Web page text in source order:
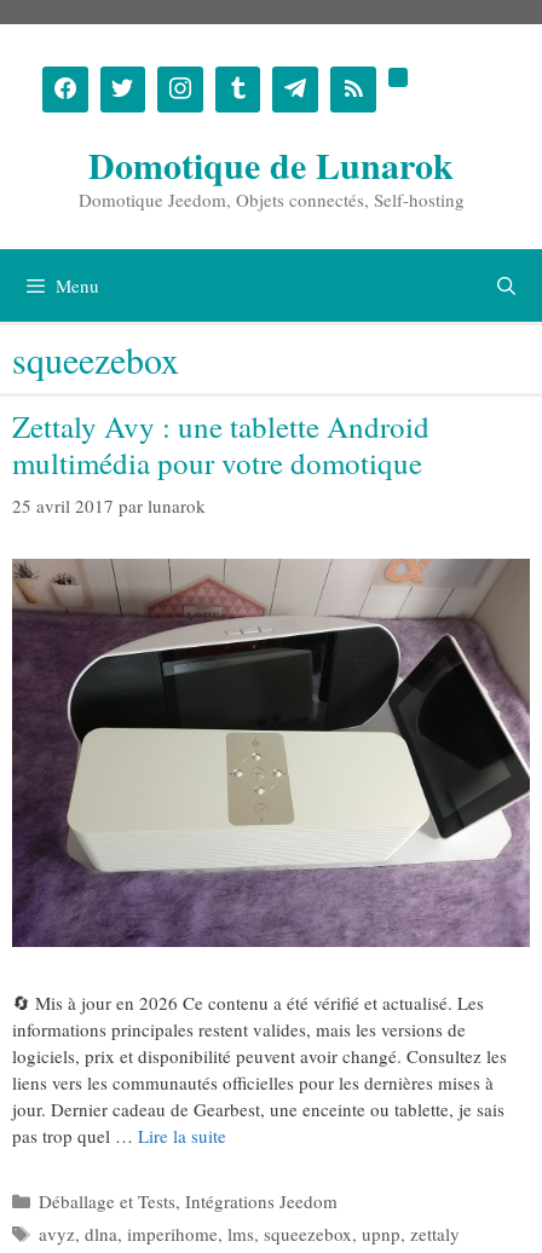
contenu
Domotique de Lunarok
Domotique Jeedom, Objets connectés, Self-hosting
Menu
squeezebox
Zettaly Avy : une tablette Android
multimédia pour votre domotique
25 avril 2017 par lunarok
🔄 Mis à jour en 2026 Ce contenu a été vérifié et actualisé. Les
informations principales restent valides, mais les versions de
logiciels, prix et disponibilité peuvent avoir changé. Consultez les
liens vers les communautés officielles pour les dernières mises à
jour. Dernier cadeau de Gearbest, une enceinte ou tablette, je sais
pas trop quel … Lire la suite
Catégories
Déballage et Tests, Intégrations Jeedom
Étiquettes
avyz, dlna, imperihome, lms, squeezebox, upnp, zettaly